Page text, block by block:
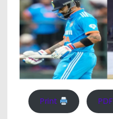
Print PDF